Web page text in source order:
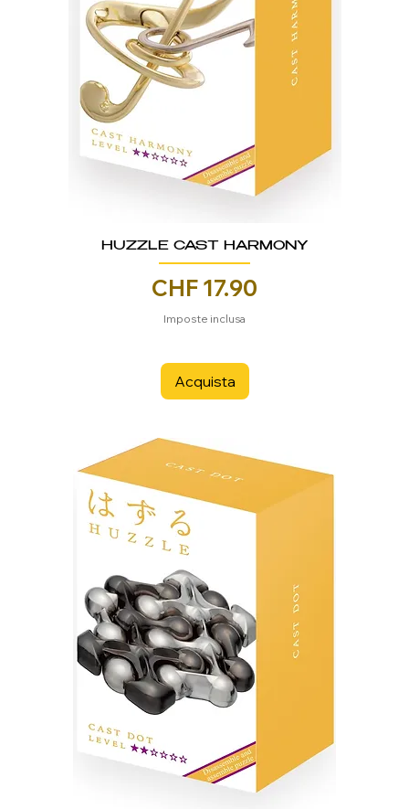
HUZZLE CAST HARMONY
Prezzo
CHF 17.90
Imposte inclusa
Acquista